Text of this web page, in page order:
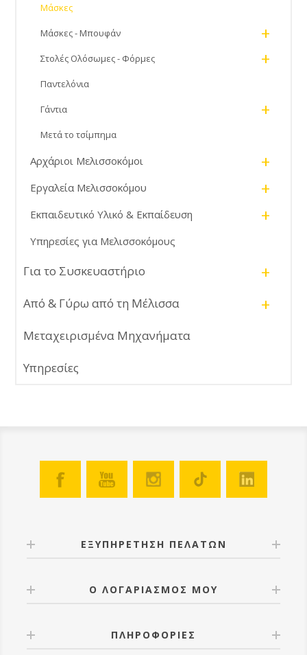
Μάσκες
Μάσκες - Μπουφάν +
Στολές Ολόσωμες - Φόρμες +
Παντελόνια
Γάντια +
Μετά το τσίμπημα
Αρχάριοι Μελισσοκόμοι +
Εργαλεία Μελισσοκόμου +
Εκπαιδευτικό Υλικό & Εκπαίδευση +
Υπηρεσίες για Μελισσοκόμους
Για το Συσκευαστήριο +
Από & Γύρω από τη Μέλισσα +
Μεταχειρισμένα Μηχανήματα
Υπηρεσίες
ΕΞΥΠΗΡΕΤΗΣΗ ΠΕΛΑΤΩΝ
Ο ΛΟΓΑΡΙΑΣΜΟΣ ΜΟΥ
ΠΛΗΡΟΦΟΡΙΕΣ